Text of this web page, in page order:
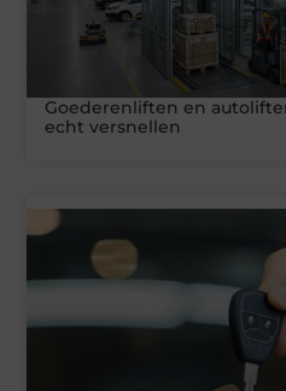
Goederenliften en
echt versnellen